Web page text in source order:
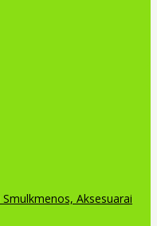
Smulkmenos, Aksesuarai